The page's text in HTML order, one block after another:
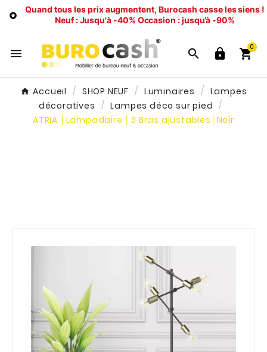

Quand tous les prix augmentent, Burocash casse les siens !
Neuf : Jusqu'à -40% Occasion : jusqu’à -90%
   
0
Accueil SHOP NEUF Luminaires
Lampes
décoratives
Lampes déco sur pied
ATRIA │Lampadaire │3 Bras ajustables│Noir